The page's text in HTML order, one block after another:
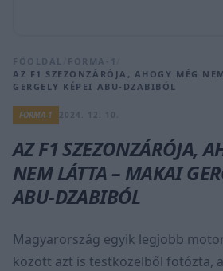
FŐOLDAL FORMA-1
AZ F1 SZEZONZÁRÓJA, AHOGY MÉG
GERGELY KÉPEI ABU-DZABIBÓL
FORMA-1
AZ F1 SZEZONZÁRÓJA,
NEM LÁTTA – MAKAI
ABU-DZABIBÓL
Magyarország egyik legjobb
között azt is testközelből fotózta,